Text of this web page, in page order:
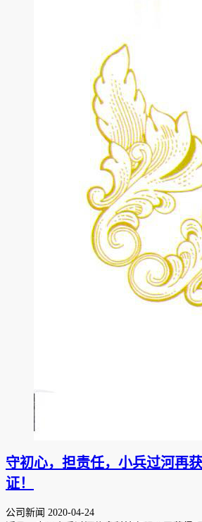
守初心，担责任，小兵过河再
证！
公司新闻 2020-04-24